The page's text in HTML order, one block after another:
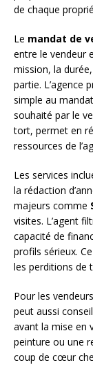
de chaque
Le mandat de
entre le vendeur
mission, la
partie. L’agence
simple au
souhaité par le
tort, permet en
ressources de
Les services
la rédaction
majeurs comme
visites. L’agent
capacité de
profils sérieux.
les perditions de
Pour les
peut aussi
avant la mise en
peinture ou une
coup de cœur